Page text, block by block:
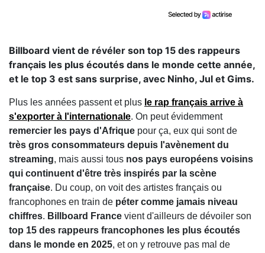
Billboard vient de révéler son top 15 des rappeurs
français les plus écoutés dans le monde cette année,
et le top 3 est sans surprise, avec Ninho, Jul et Gims.
Plus les années passent et plus le rap français arrive à
s'exporter à l'internationale. On peut évidemment
remercier les pays d'Afrique pour ça, eux qui sont de
très gros consommateurs depuis l'avènement du
streaming, mais aussi tous nos pays européens voisins
qui continuent d'être très inspirés par la scène
française. Du coup, on voit des artistes français ou
francophones en train de péter comme jamais niveau
chiffres. Billboard France vient d'ailleurs de dévoiler son
top 15 des rappeurs francophones les plus écoutés
dans le monde en 2025, et on y retrouve pas mal de